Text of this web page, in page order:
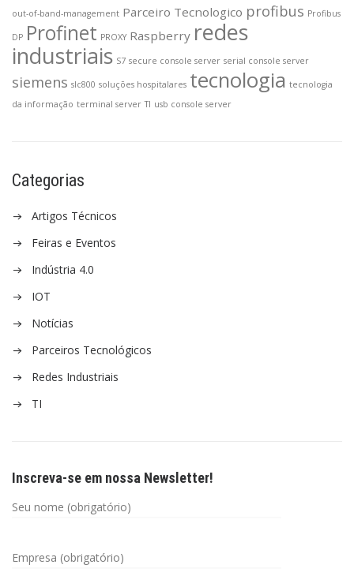
out-of-band-management Parceiro Tecnologico profibus Profibus
DP Profinet PROXY Raspberry redes
industriais S7 secure console server serial console server
siemens slc800 soluções hospitalares tecnologia tecnologia
da informação terminal server TI usb console server
Categorias
Artigos Técnicos
Feiras e Eventos
Indústria 4.0
IOT
Notícias
Parceiros Tecnológicos
Redes Industriais
TI
Inscreva-se em nossa Newsletter!
Seu nome (obrigatório)
Empresa (obrigatório)